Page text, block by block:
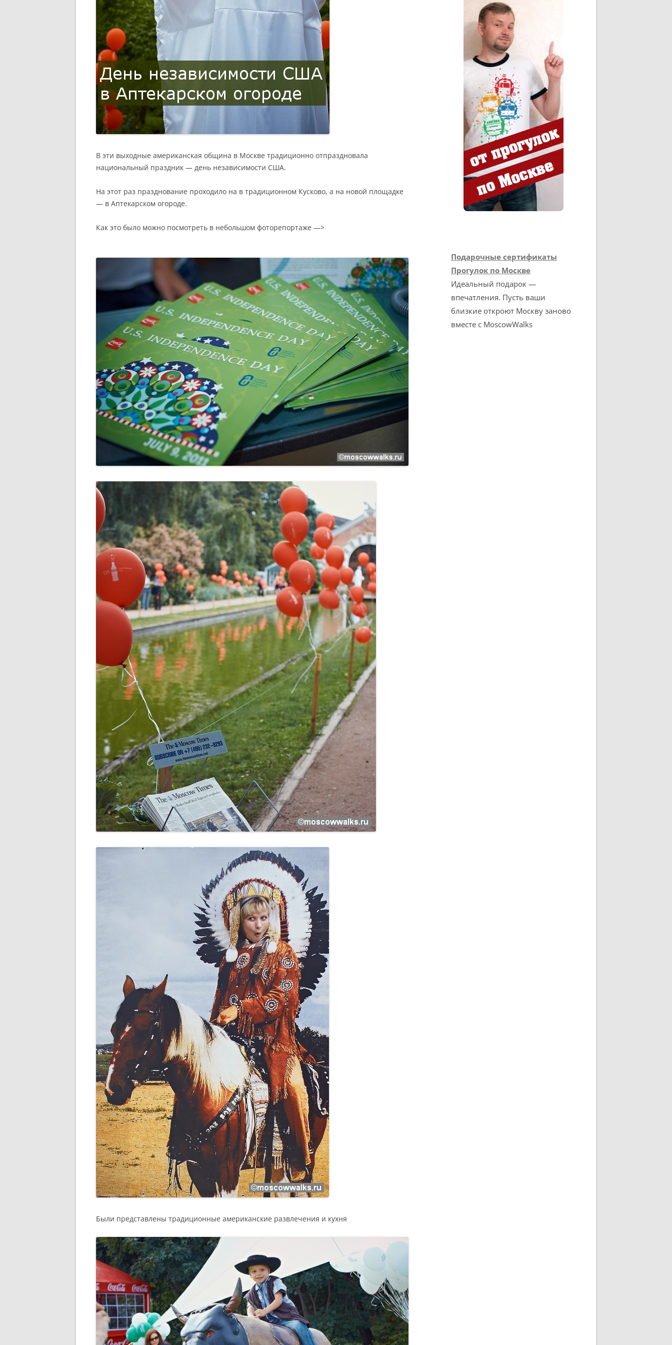
В эти выходные американская община в Москве традиционно отпраздновала
национальный праздник — день независимости США.
На этот раз празднование проходило на в традиционном Кусково, а на новой площадке
— в Аптекарском огороде.
Как это было можно посмотреть в небольшом фоторепортаже —>
Были представлены традиционные американские развлечения и кухня
Подарочные сертификаты
Прогулок по Москве
Идеальный подарок —
впечатления. Пусть ваши
близкие откроют Москву заново
вместе с MoscowWalks